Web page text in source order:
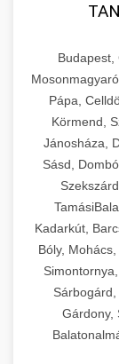
Budapest,
Pápa,
Körmend,
Jánosháza,
Sásd,
Kadarkút,
Bóly,
Gárdony,